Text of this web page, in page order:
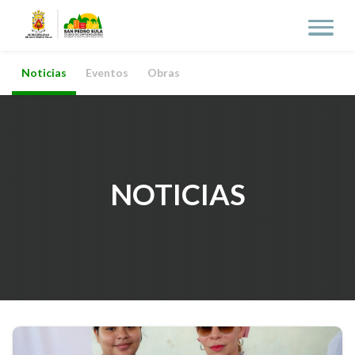
Noticias Eventos Obras
NOTICIAS